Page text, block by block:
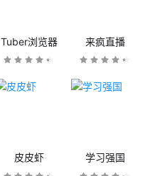
Tuber浏览器 来疯直播
皮皮虾 学习强国